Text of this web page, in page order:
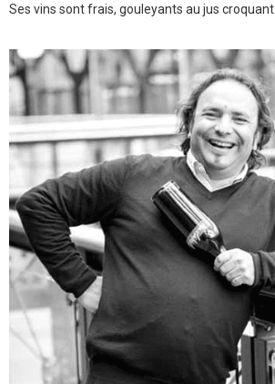
Ses vins sont frais, gouleyants au jus croquant.